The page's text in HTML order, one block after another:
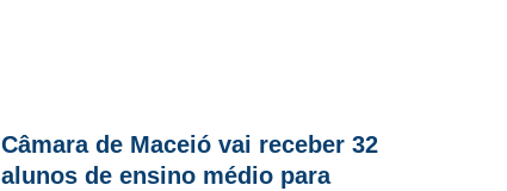
Câmara de Maceió vai receber 32
alunos de ensino médio para